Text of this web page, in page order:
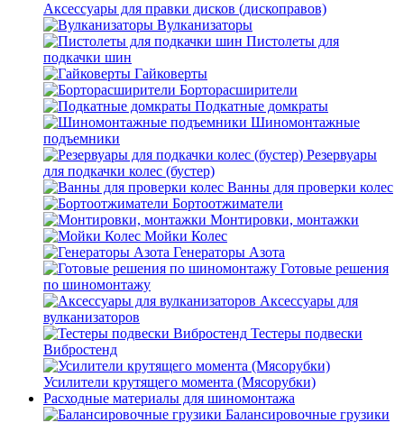
Аксессуары для правки дисков (дископравов)
Вулканизаторы
Пистолеты для
подкачки шин
Гайковерты
Борторасширители
Подкатные домкраты
Шиномонтажные
подъемники
Резервуары
для подкачки колес (бустер)
Ванны для проверки колес
Бортоотжиматели
Монтировки, монтажки
Мойки Колес
Генераторы Азота
Готовые решения
по шиномонтажу
Аксессуары для
вулканизаторов
Тестеры подвески
Вибростенд
Усилители крутящего момента (Мясорубки)
Расходные материалы для шиномонтажа
Балансировочные грузики